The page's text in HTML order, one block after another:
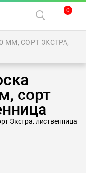
0
ММ, СОРТ ЭКСТРА,
сорт